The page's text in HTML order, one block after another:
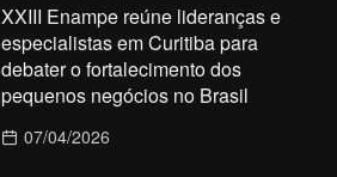
XXIII Enampe reúne lideranças e
especialistas em Curitiba para
debater o fortalecimento dos
pequenos negócios no Brasil
07/04/2026